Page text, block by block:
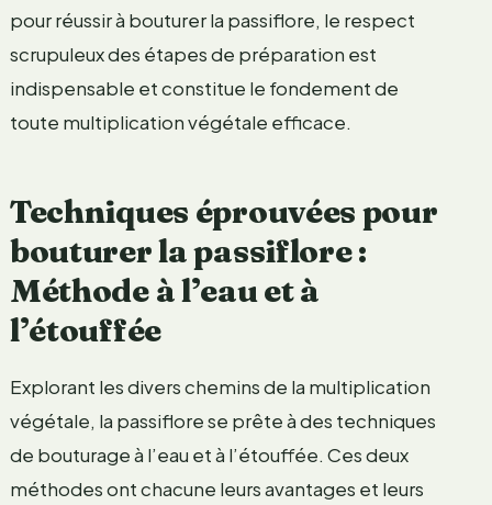
pour réussir à bouturer la passiflore, le respect
scrupuleux des étapes de préparation est
indispensable et constitue le fondement de
toute multiplication végétale efficace.
Techniques éprouvées pour
bouturer la passiflore :
Méthode à l’eau et à
l’étouffée
Explorant les divers chemins de la multiplication
végétale, la passiflore se prête à des techniques
de bouturage à l’eau et à l’étouffée. Ces deux
méthodes ont chacune leurs avantages et leurs